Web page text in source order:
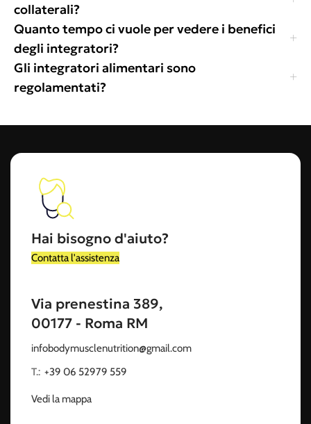
collaterali?
Quanto tempo ci vuole per vedere i benefici
degli integratori?
Gli integratori alimentari sono
regolamentati?
Hai bisogno d'aiuto?
Contatta l'assistenza
Via prenestina 389,
00177 - Roma RM
infobodymusclenutrition@gmail.com
T.: +39 06 52979 559
Vedi la mappa